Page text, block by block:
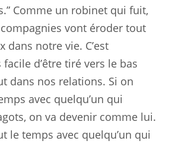
Comme un robinet qui fuit,
vont éroder tout
dans notre vie. C’est
d’être tiré vers le bas
dans nos relations. Si on
avec quelqu’un qui
on va devenir comme lui.
le temps avec quelqu’un qui